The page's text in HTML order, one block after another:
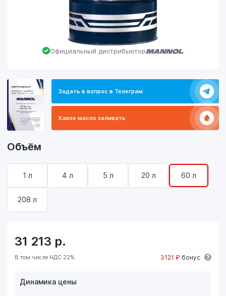
Официальный дистрибьютор
Задать в вопрос в Телеграм
Какое масло заливать
Объём
1 л 4 л 5 л 20 л 60 л
208 л
31 213 р.
В том числе НДС 22% 3121 ₽ бонус
Динамика цены